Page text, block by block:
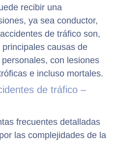
recibir una
ya sea conductor,
de tráfico son,
causas de
con lesiones
e incluso mortales.
de tráfico –
frecuentes detalladas
las complejidades de la